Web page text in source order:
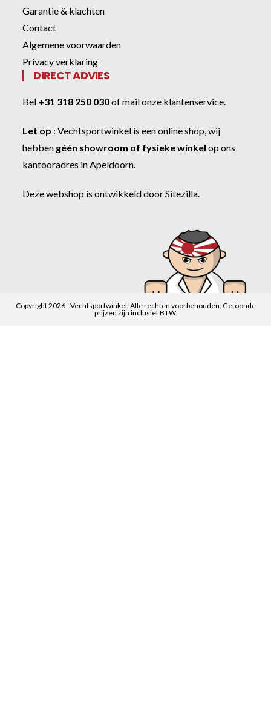
Garantie & klachten
Contact
Algemene voorwaarden
Privacy verklaring
DIRECT ADVIES
Bel +31 318 250 030ofmail onze klantenservice
Let op :Vechtsportwinkel is een online shop, wij
hebben géén showroom of fysieke winkel op ons
kantooradres in Apeldoorn.
Deze webshop is ontwikkeld doorSitezilla
Copyright 2026 - Vechtsportwinkel. Alle rechten voorbehouden. Getoonde
prijzen zijn inclusief BTW.